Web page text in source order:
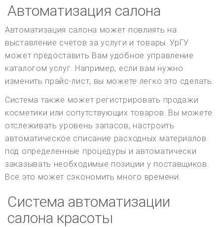
Автоматизация салона
Автоматизация салона может повлиять на
выставление счетов за услуги и товары. УрГУ
может предоставить Вам удобное управление
каталогом услуг. Например, если вам нужно
изменить прайс-лист, вы можете легко это сделать.
Система также может регистрировать продажи
косметики или сопутствующих товаров. Вы можете
отслеживать уровень запасов, настроить
автоматическое списание расходных материалов
под определенные процедуры и автоматически
заказывать необходимые позиции у поставщиков.
Все это может сэкономить много времени.
Система автоматизации
салона красоты